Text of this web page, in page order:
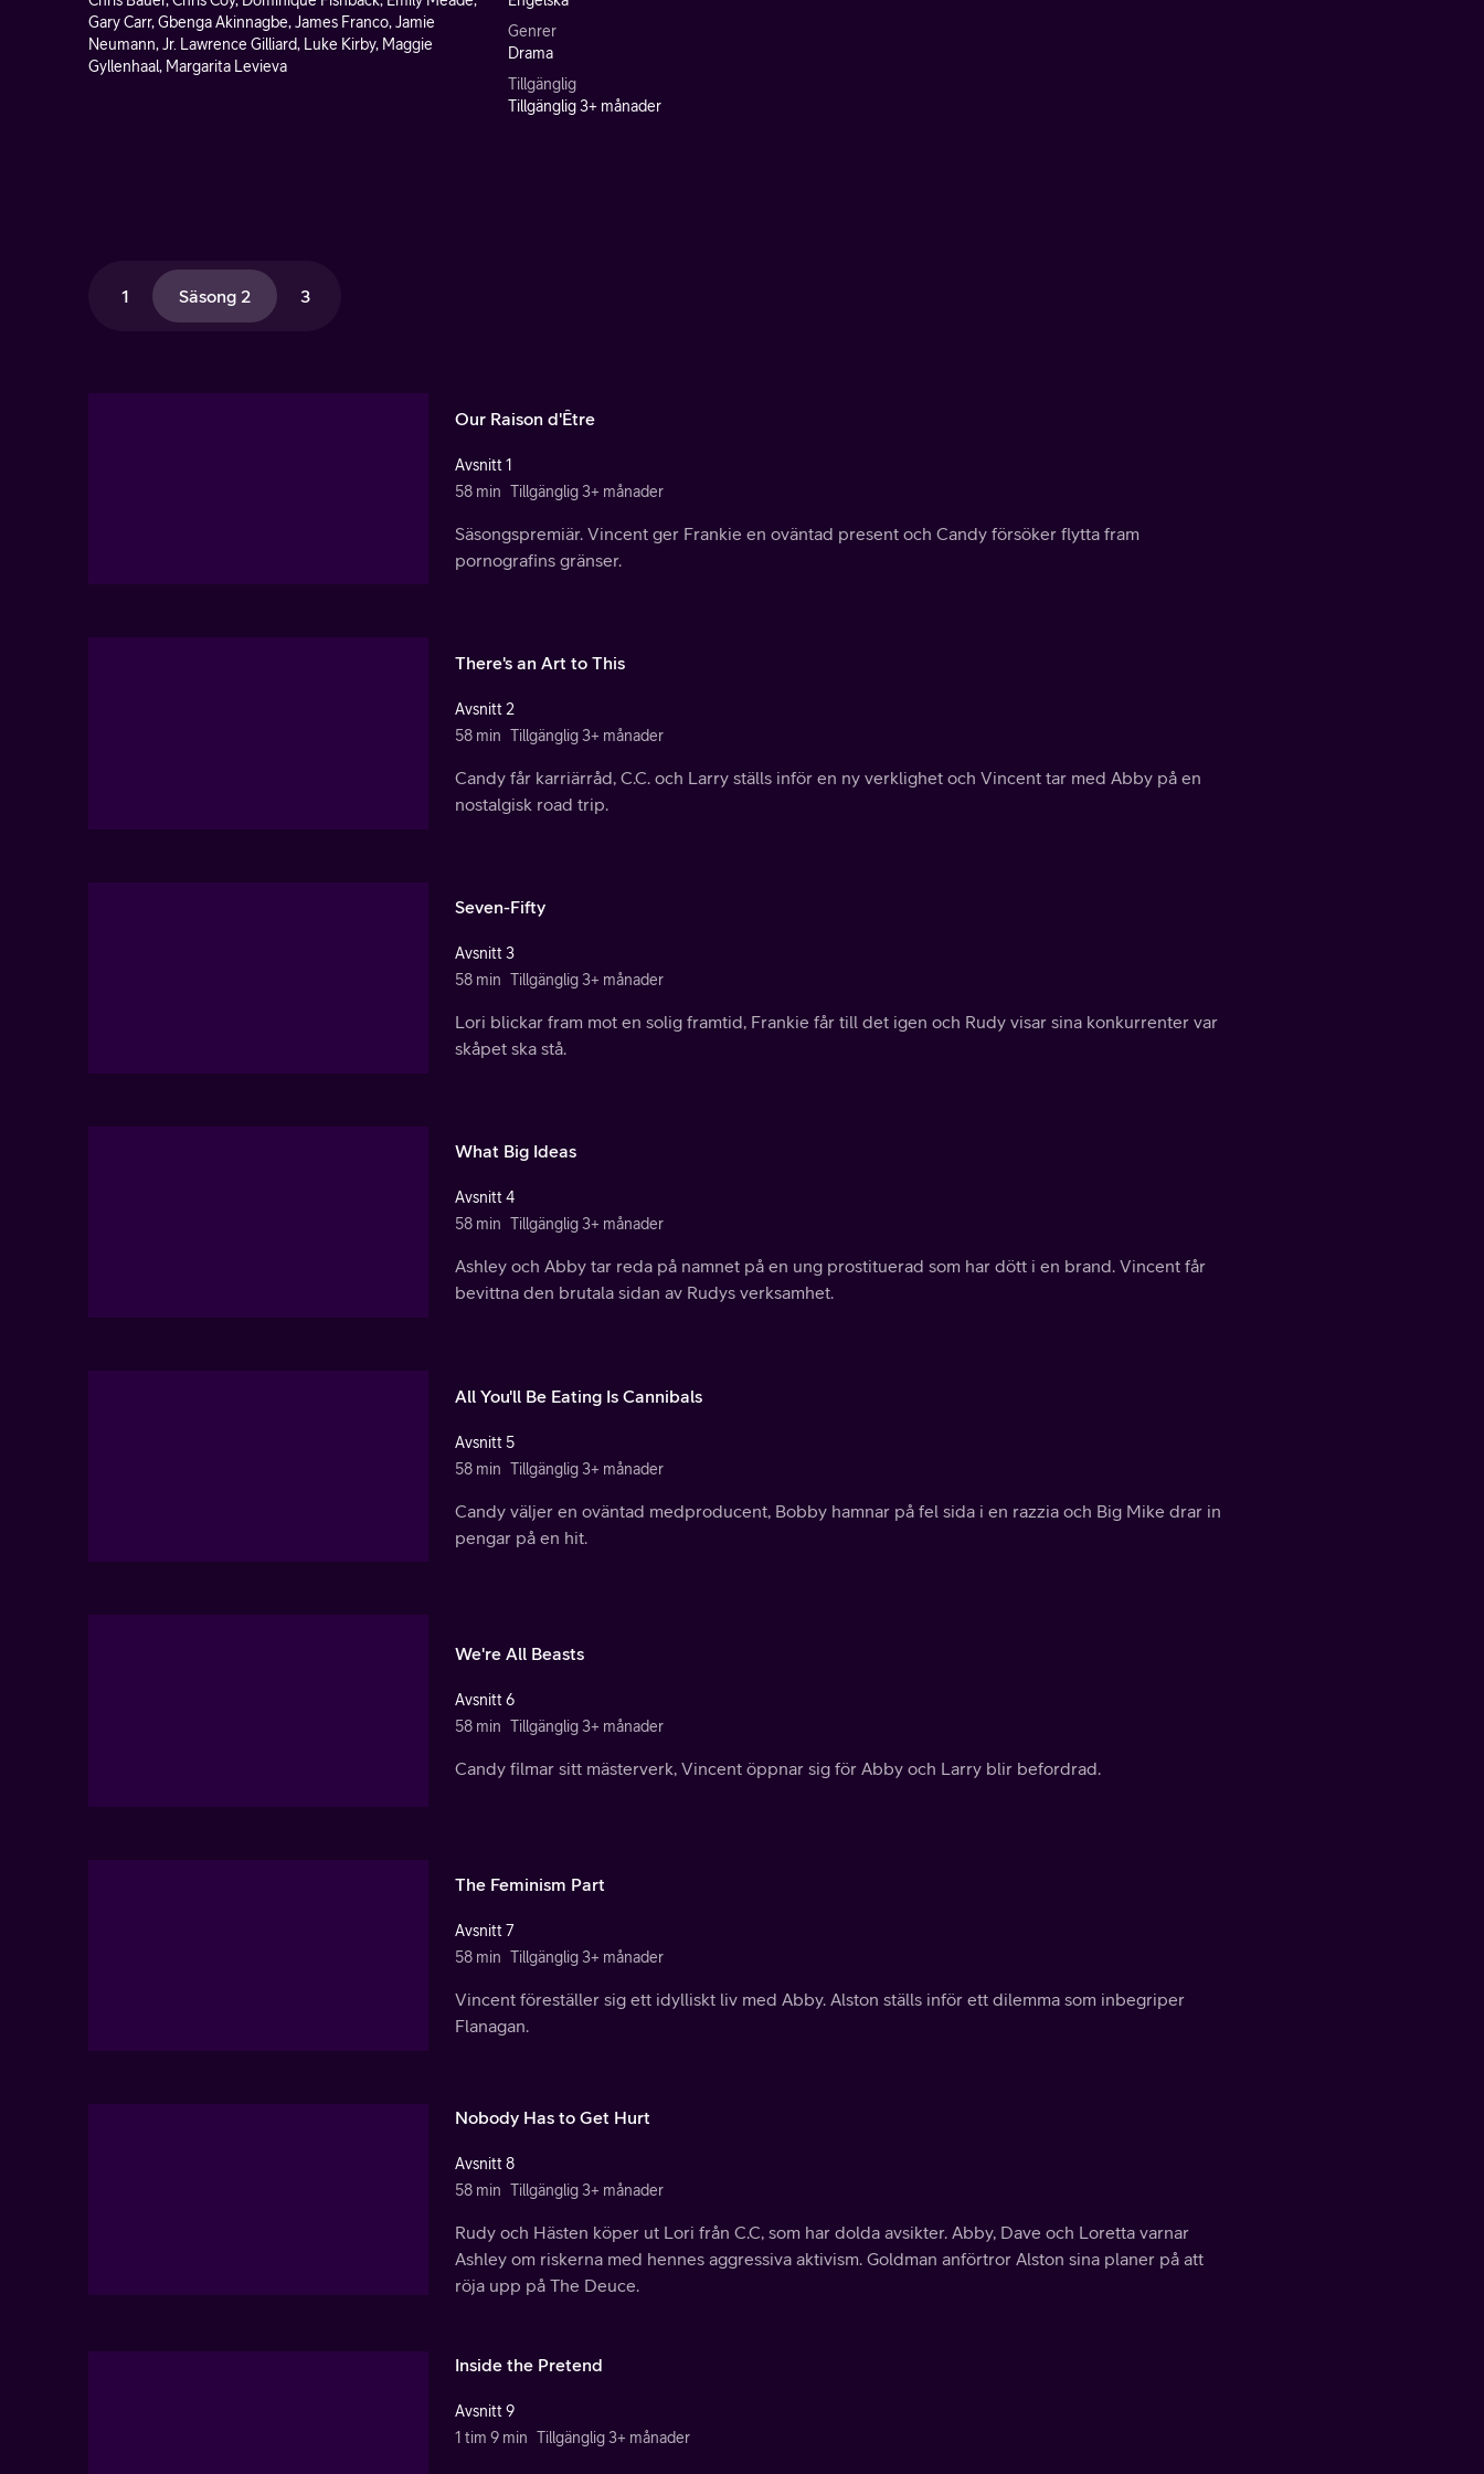
Gary Carr, Gbenga Akinnagbe, James Franco, Jamie
Neumann, Jr. Lawrence Gilliard, Luke Kirby, Maggie
Gyllenhaal, Margarita Levieva
Genrer
Drama
Tillgänglig
Tillgänglig 3+ månader
1 Säsong 2 3
Our Raison d'Être
Avsnitt 1
58 min Tillgänglig 3+ månader
Säsongspremiär. Vincent ger Frankie en oväntad present och Candy försöker flytta fram
pornografins gränser.
There's an Art to This
Avsnitt 2
58 min Tillgänglig 3+ månader
Candy får karriärråd, C.C. och Larry ställs inför en ny verklighet och Vincent tar med Abby på en
nostalgisk road trip.
Seven-Fifty
Avsnitt 3
58 min Tillgänglig 3+ månader
Lori blickar fram mot en solig framtid, Frankie får till det igen och Rudy visar sina konkurrenter var
skåpet ska stå.
What Big Ideas
Avsnitt 4
58 min Tillgänglig 3+ månader
Ashley och Abby tar reda på namnet på en ung prostituerad som har dött i en brand. Vincent får
bevittna den brutala sidan av Rudys verksamhet.
All You'll Be Eating Is Cannibals
Avsnitt 5
58 min Tillgänglig 3+ månader
Candy väljer en oväntad medproducent, Bobby hamnar på fel sida i en razzia och Big Mike drar in
pengar på en hit.
We're All Beasts
Avsnitt 6
58 min Tillgänglig 3+ månader
Candy filmar sitt mästerverk, Vincent öppnar sig för Abby och Larry blir befordrad.
The Feminism Part
Avsnitt 7
58 min Tillgänglig 3+ månader
Vincent föreställer sig ett idylliskt liv med Abby. Alston ställs inför ett dilemma som inbegriper
Flanagan.
Nobody Has to Get Hurt
Avsnitt 8
58 min Tillgänglig 3+ månader
Rudy och Hästen köper ut Lori från C.C, som har dolda avsikter. Abby, Dave och Loretta varnar
Ashley om riskerna med hennes aggressiva aktivism. Goldman anförtror Alston sina planer på att
röja upp på The Deuce.
Inside the Pretend
Avsnitt 9
1 tim 9 min Tillgänglig 3+ månader